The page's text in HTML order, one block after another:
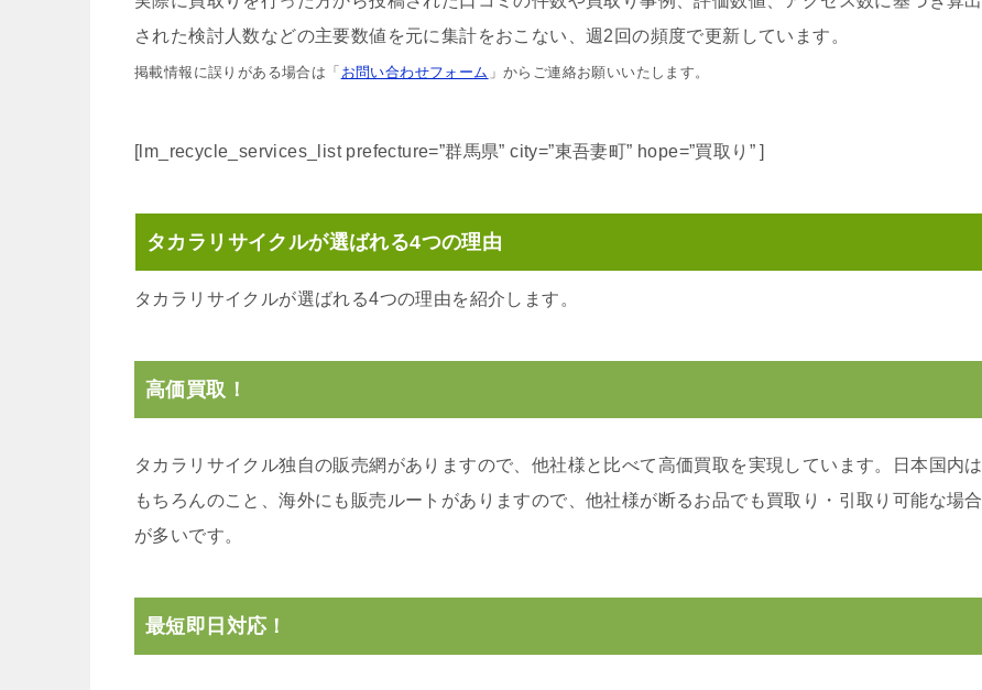
された検討人数などの主要数値を元に集計をおこない、週2回の頻度で更新しています。
掲載情報に誤りがある場合は「 お問い合わせフォーム 」からご連絡お願いいたします。
[lm_recycle_services_list prefecture=”群馬県” city=”東吾妻町” hope=”買取り” ]
タカラリサイクルが選ばれる4つの理由
タカラリサイクルが選ばれる4つの理由を紹介します。
高価買取！
タカラリサイクル独自の販売網がありますので、他社様と比べて高価買取を実現しています。日本国内は
もちろんのこと、海外にも販売ルートがありますので、他社様が断るお品でも買取り・引取り可能な場合
が多いです。
最短即日対応！